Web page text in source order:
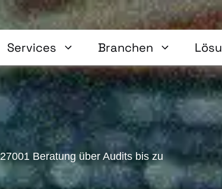
Services Branchen
einen
Beratung über Audits bis zu